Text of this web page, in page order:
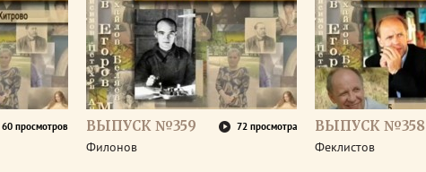
60 просмотров ВЫПУСК №359 72 просмотра
Филонов
ВЫПУСК №358
Феклистов